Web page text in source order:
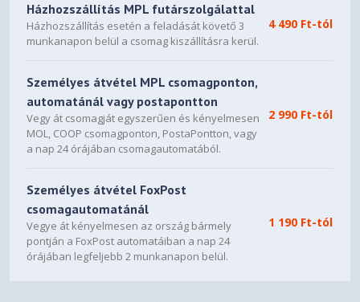
Házhozszállítás MPL futárszolgálattal
Házhozszállítás esetén a feladását követő 3
munkanapon belül a csomag kiszállításra kerül.
4 490 Ft-tól
Személyes átvétel MPL csomagponton,
automatánál vagy postapontton
Vegy át csomagját egyszerűen és kényelmesen
MOL, COOP csomagponton, PostaPontton, vagy
a nap 24 órájában csomagautomatából.
2 990 Ft-tól
Személyes átvétel FoxPost
csomagautomatánál
Vegye át kényelmesen az ország bármely
pontján a FoxPost automatáiban a nap 24
órájában legfeljebb 2 munkanapon belül.
1 190 Ft-tól